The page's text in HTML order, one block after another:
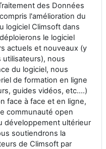
des Données
l'amélioration du
logiciel Climsoft dans
le logiciel
actuels et nouveaux (y
utilisateurs), nous
du logiciel, nous
de formation en ligne
guides vidéos, etc....)
face à face et en ligne,
communauté open
développement ultérieur
soutiendrons la
de Climsoft par